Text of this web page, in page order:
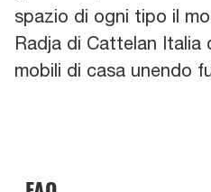
spazio di ogni tipo il
Radja di Cattelan Italia
mobili di casa unendo